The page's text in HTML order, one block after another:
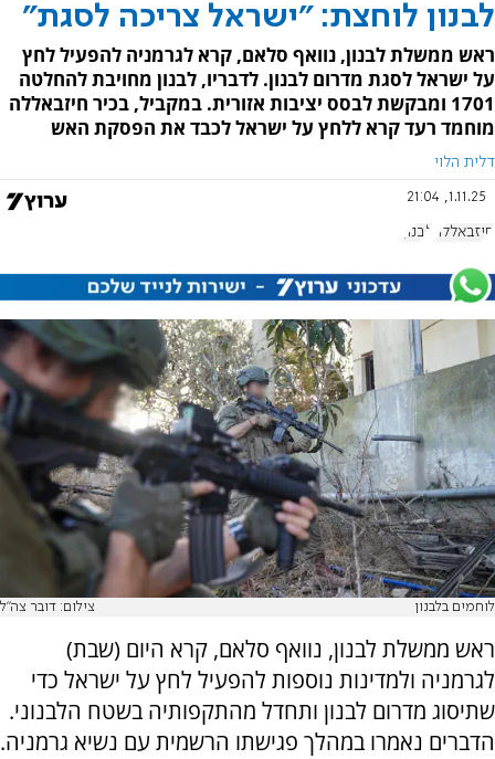
לבנון לוחצת: "ישראל צריכה לסגת"
ראש ממשלת לבנון, נוואף סלאם, קרא לגרמניה להפעיל לחץ
על ישראל לסגת מדרום לבנון. לדבריו, לבנון מחויבת להחלטה
1701 ומבקשת לבסס יציבות אזורית. במקביל, בכיר חיזבאללה
מוחמד רעד קרא ללחץ על ישראל לכבד את הפסקת האש
דלית הלוי
1.11.25, 21:04
חיזבאללה לבנון
לוחמים בלבנון צילום: דובר צה"ל
ראש ממשלת לבנון, נוואף סלאם, קרא היום (שבת)
לגרמניה ולמדינות נוספות להפעיל לחץ על ישראל כדי
שתיסוג מדרום לבנון ותחדל מהתקפותיה בשטח הלבנוני.
הדברים נאמרו במהלך פגישתו הרשמית עם נשיא גרמניה.